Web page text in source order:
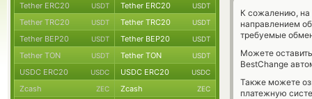
К сожалению, на
направлением
требуемые
Можете
BestChange
Также можете
платежную
Tether ERC20 USDT Tether ERC20 USDT
Tether TRC20 USDT Tether TRC20 USDT
Tether BEP20 USDT Tether BEP20 USDT
Tether TON USDT Tether TON USDT
USDC ERC20 USDC USDC ERC20 USDC
Zcash ZEC Zcash ZEC